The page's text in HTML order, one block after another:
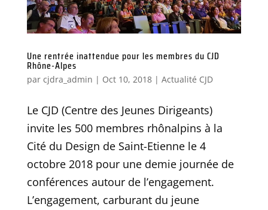
Une rentrée inattendue pour les membres du CJD
Rhône-Alpes
par cjdra_admin | Oct 10, 2018| Actualité CJD
Le CJD (Centre des Jeunes Dirigeants)
invite les 500 membres rhônalpins à la
Cité du Design de Saint-Etienne le 4
octobre 2018 pour une demie journée de
conférences autour de l’engagement.
L’engagement, carburant du jeune